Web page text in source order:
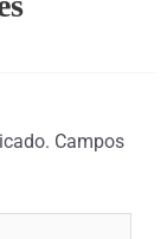
Campos